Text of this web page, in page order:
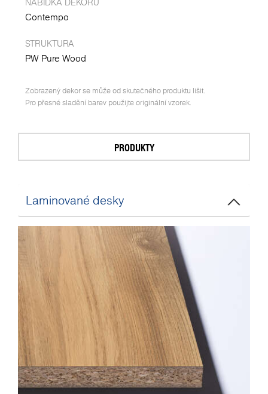
NABÍDKA DEKORŮ
Contempo
STRUKTURA
PW Pure Wood
Zobrazený dekor se může od skutečného produktu lišit.
Pro přesné sladění barev použijte originální vzorek.
PRODUKTY
Laminované desky